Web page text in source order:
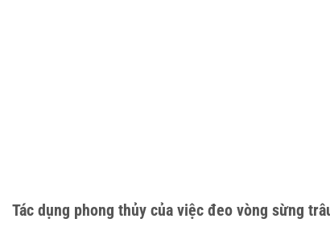
Tác dụng phong thủy của việc đeo vòng sừng